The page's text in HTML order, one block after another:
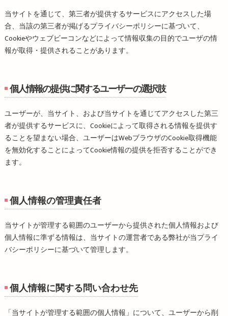
当サイトを通じて、第三者が提供するサービスにアクセスした場
合、当該の第三者が掲げるプライバシーポリシーに基づいて、
Cookieやウェブビーコンなどによって情報収集の目的でユーザの情
報が取得・提供されることがあります。
個人情報の提供に関するユーザーの選択肢
ユーザーが、当サイト、および当サイトを通じてアクセスした第三
者が提供するサービスに、Cookieによって取得される情報を提供す
ることを望まない場合、ユーザーはWebブラウザのCookie取得機能
を無効化することによってCookie情報の提供を拒否することができ
ます。
個人情報の管理責任者
当サイトが管理する範囲のユーザーから提供された個人情報および
個人情報に準ずる情報は、当サイトの運営者である弊社が当プライ
バシーポリシーに基づいて管理します。
個人情報に関する問い合わせ先
「当サイトが管理する範囲の個人情報」について、ユーザーから削